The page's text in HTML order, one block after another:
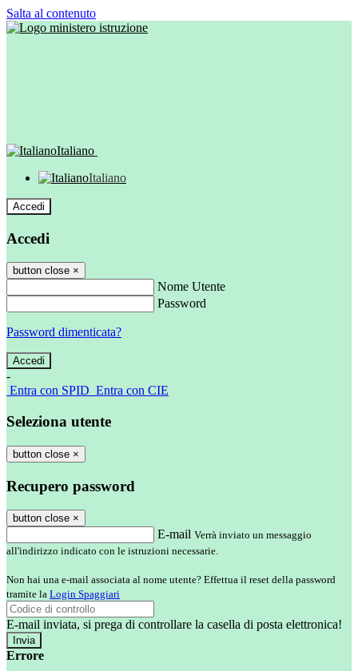
Salta al contenuto
Italiano
Italiano
Accedi
Accedi
button close ×
Nome Utente
Password
Password dimenticata?
-
Entra con SPID Entra con CIE
Seleziona utente
button close ×
Recupero password
button close ×
E-mail Verrà inviato un messaggio
all'indirizzo indicato con le istruzioni necessarie.
Non hai una e-mail associata al nome utente? Effettua il reset della password
tramite la Login Spaggiari
E-mail inviata, si prega di controllare la casella di posta elettronica!
Errore